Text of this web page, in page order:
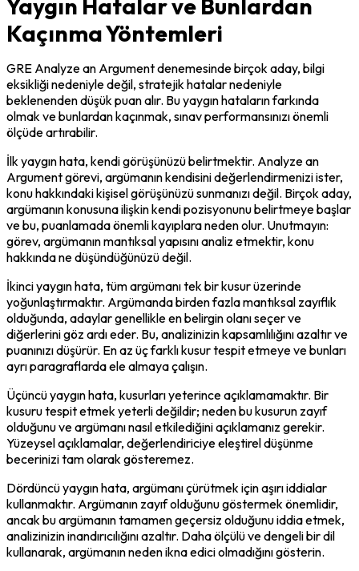
Yaygın Hatalar ve Bunlardan
Kaçınma Yöntemleri
GRE Analyze an Argument denemesinde birçok aday, bilgi
eksikliği nedeniyle değil, stratejik hatalar nedeniyle
beklenenden düşük puan alır. Bu yaygın hataların farkında
olmak ve bunlardan kaçınmak, sınav performansınızı önemli
ölçüde artırabilir.
İlk yaygın hata, kendi görüşünüzü belirtmektir. Analyze an
Argument görevi, argümanın kendisini değerlendirmenizi ister,
konu hakkındaki kişisel görüşünüzü sunmanızı değil. Birçok aday,
argümanın konusuna ilişkin kendi pozisyonunu belirtmeye başlar
ve bu, puanlamada önemli kayıplara neden olur. Unutmayın:
görev, argümanın mantıksal yapısını analiz etmektir, konu
hakkında ne düşündüğünüzü değil.
İkinci yaygın hata, tüm argümanı tek bir kusur üzerinde
yoğunlaştırmaktır. Argümanda birden fazla mantıksal zayıflık
olduğunda, adaylar genellikle en belirgin olanı seçer ve
diğerlerini göz ardı eder. Bu, analizinizin kapsamlılığını azaltır ve
puanınızı düşürür. En az üç farklı kusur tespit etmeye ve bunları
ayrı paragraflarda ele almaya çalışın.
Üçüncü yaygın hata, kusurları yeterince açıklamamaktır. Bir
kusuru tespit etmek yeterli değildir; neden bu kusurun zayıf
olduğunu ve argümanı nasıl etkilediğini açıklamanız gerekir.
Yüzeysel açıklamalar, değerlendiriciye eleştirel düşünme
becerinizi tam olarak gösteremez.
Dördüncü yaygın hata, argümanı çürütmek için aşırı iddialar
kullanmaktır. Argümanın zayıf olduğunu göstermek önemlidir,
ancak bu argümanın tamamen geçersiz olduğunu iddia etmek,
analizinizin inandırıcılığını azaltır. Daha ölçülü ve dengeli bir dil
kullanarak, argümanın neden ikna edici olmadığını gösterin.